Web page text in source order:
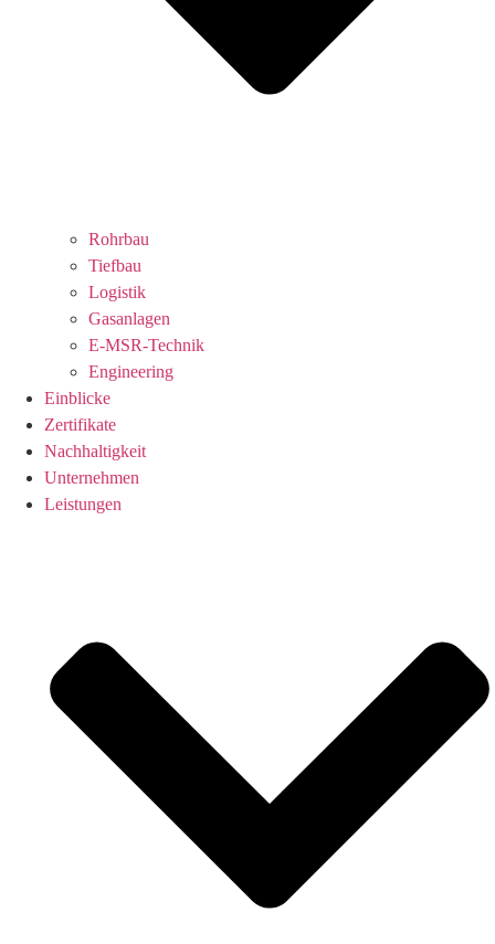
Rohrbau
Tiefbau
Logistik
Gasanlagen
E-MSR-Technik
Engineering
Einblicke
Zertifikate
Nachhaltigkeit
Unternehmen
Leistungen